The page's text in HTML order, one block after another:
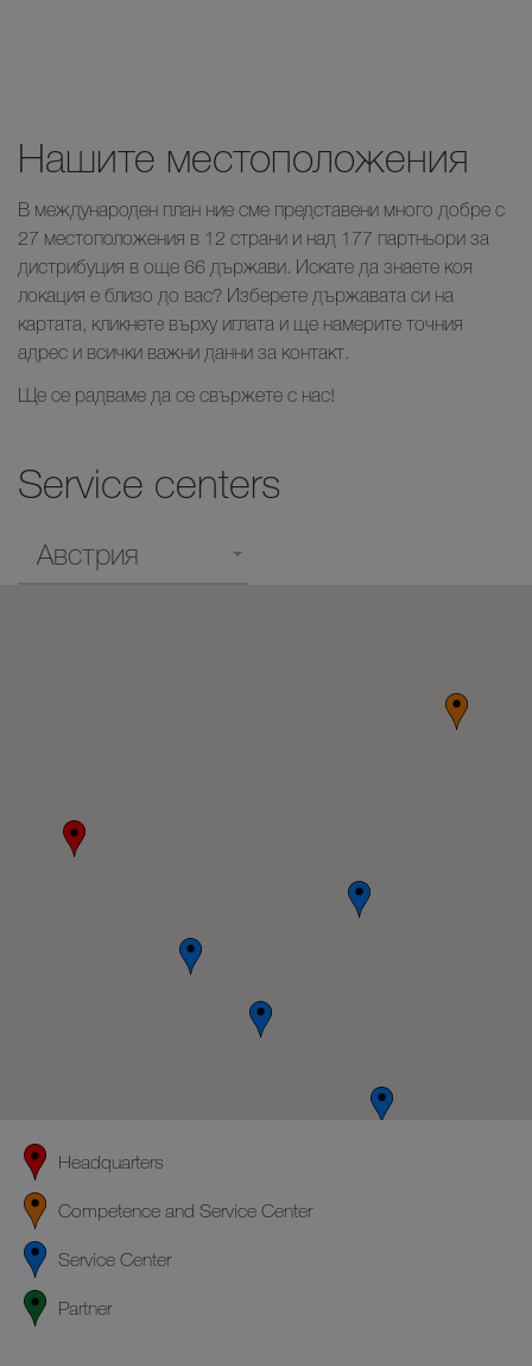
Нашите местоположения
В международен план ние сме представени много добре с
27 местоположения в 12 страни и над 177 партньори за
дистрибуция в още 66 държави. Искате да знаете коя
локация е близо до вас? Изберете държавата си на
картата, кликнете върху иглата и ще намерите точния
адрес и всички важни данни за контакт.
Ще се радваме да се свържете с нас!
Service centers
Headquarters
Competence and Service Center
Service Center
Partner